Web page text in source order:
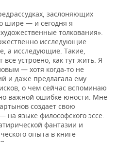
заслоняющих
шире — и сегодня я
толкования».
исследующие
а исследующие. Такие,
все устроено, как тут жить. Я
— хотя когда-то не
и даже предлагала ему
о чем сейчас вспоминаю
важной ошибке юности. Мне
создает свою
на языке философского эссе.
фантазии и
опыта в книге